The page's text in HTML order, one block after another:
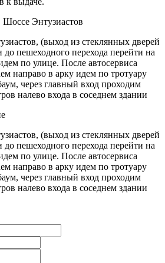
Энтузиастов
(выход из стеклянных дверей
пешеходного перехода перейти на
по улице. После автосервиса
направо в арку идем по тротуару
через главный вход проходим
налево входа в соседнем здании
(выход из стеклянных дверей
пешеходного перехода перейти на
по улице. После автосервиса
направо в арку идем по тротуару
через главный вход проходим
налево входа в соседнем здании